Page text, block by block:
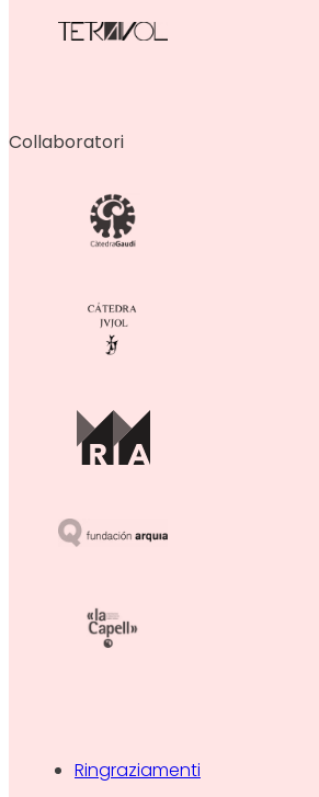
Collaboratori
Ringraziamenti